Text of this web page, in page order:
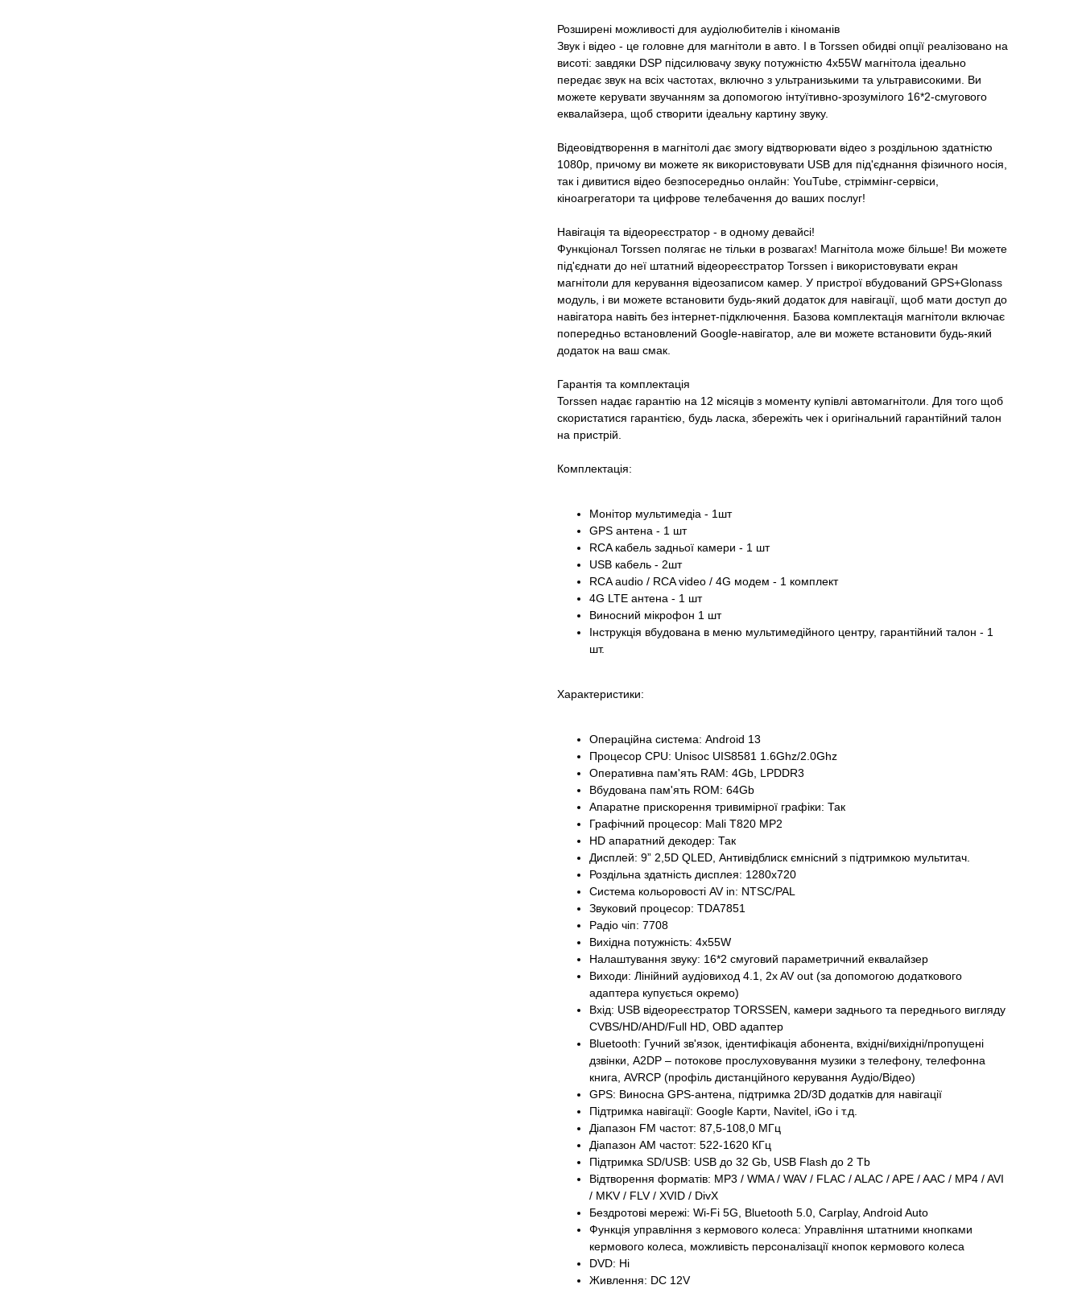
Розширені можливості для аудіолюбителів і кіноманів
Звук і відео - це головне для магнітоли в авто. І в Torssen обидві опції реалізовано на
висоті: завдяки DSP підсилювачу звуку потужністю 4х55W магнітола ідеально
передає звук на всіх частотах, включно з ультранизькими та ультрависокими. Ви
можете керувати звучанням за допомогою інтуїтивно-зрозумілого 16*2-смугового
еквалайзера, щоб створити ідеальну картину звуку.
Відеовідтворення в магнітолі дає змогу відтворювати відео з роздільною здатністю
1080р, причому ви можете як використовувати USB для під'єднання фізичного носія,
так і дивитися відео безпосередньо онлайн: YouTube, стріммінг-сервіси,
кіноагрегатори та цифрове телебачення до ваших послуг!
Навігація та відеореєстратор - в одному девайсі!
Функціонал Torssen полягає не тільки в розвагах! Магнітола може більше! Ви можете
під'єднати до неї штатний відеореєстратор Torssen і використовувати екран
магнітоли для керування відеозаписом камер. У пристрої вбудований GPS+Glonass
модуль, і ви можете встановити будь-який додаток для навігації, щоб мати доступ до
навігатора навіть без інтернет-підключення. Базова комплектація магнітоли включає
попередньо встановлений Google-навігатор, але ви можете встановити будь-який
додаток на ваш смак.
Гарантія та комплектація
Torssen надає гарантію на 12 місяців з моменту купівлі автомагнітоли. Для того щоб
скористатися гарантією, будь ласка, збережіть чек і оригінальний гарантійний талон
на пристрій.
Комплектація:
Монітор мультимедіа - 1шт
GPS антена - 1 шт
RCA кабель задньої камери - 1 шт
USB кабель - 2шт
RCA audio / RCA video / 4G модем - 1 комплект
4G LTE антена - 1 шт
Виносний мікрофон 1 шт
Інструкція вбудована в меню мультимедійного центру, гарантійний талон - 1
шт.
Характеристики:
Операційна система: Android 13
Процесор CPU: Unisoc UIS8581 1.6Ghz/2.0Ghz
Оперативна пам'ять RAM: 4Gb, LPDDR3
Вбудована пам'ять ROM: 64Gb
Апаратне прискорення тривимірної графіки: Так
Графічний процесор: Mali T820 MP2
HD апаратний декодер: Так
Дисплей: 9” 2,5D QLED, Антивідблиск ємнісний з підтримкою мультитач.
Роздільна здатність дисплея: 1280x720
Система кольоровості AV in: NTSC/PAL
Звуковий процесор: TDA7851
Радіо чіп: 7708
Вихідна потужність: 4х55W
Налаштування звуку: 16*2 смуговий параметричний еквалайзер
Виходи: Лінійний аудіовиход 4.1, 2x AV out (за допомогою додаткового
адаптера купується окремо)
Вхід: USB відеореєстратор TORSSEN, камери заднього та переднього вигляду
CVBS/HD/AHD/Full HD, OBD адаптер
Bluetooth: Гучний зв'язок, ідентифікація абонента, вхідні/вихідні/пропущені
дзвінки, A2DP – потокове прослуховування музики з телефону, телефонна
книга, AVRCP (профіль дистанційного керування Аудіо/Відео)
GPS: Виносна GPS-антена, підтримка 2D/3D додатків для навігації
Підтримка навігації: Google Карти, Navitel, iGo і т.д.
Діапазон FM частот: 87,5-108,0 МГц
Діапазон АМ частот: 522-1620 КГц
Підтримка SD/USB: USB до 32 Gb, USB Flash до 2 Tb
Відтворення форматів: MP3 / WMA / WAV / FLAC / ALAC / APE / AAC / MP4 / AVI
/ MKV / FLV / XVID / DivX
Бездротові мережі: Wi-Fi 5G, Bluetooth 5.0, Carplay, Android Auto
Функція управління з кермового колеса: Управління штатними кнопками
кермового колеса, можливість персоналізації кнопок кермового колеса
DVD: Ні
Живлення: DC 12V